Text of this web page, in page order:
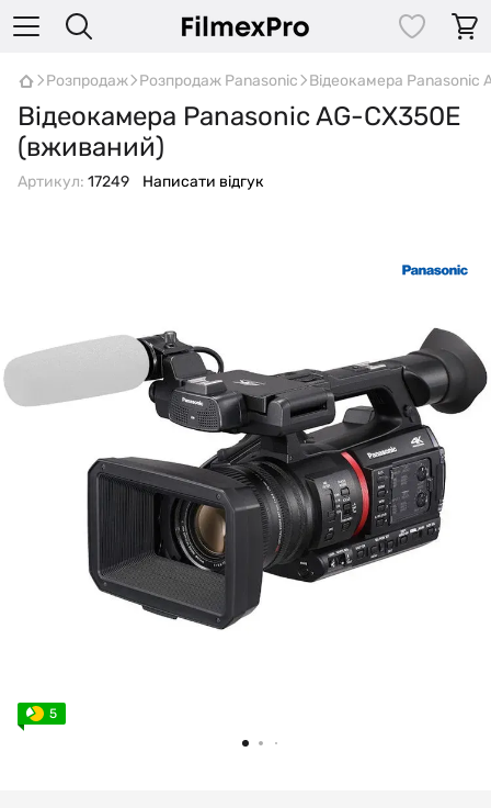
Розпродаж Розпродаж Panasonic Відеокамера
Відеокамера Panasonic AG-CX350E
(вживаний)
Артикул: 17249 Написати відгук
5